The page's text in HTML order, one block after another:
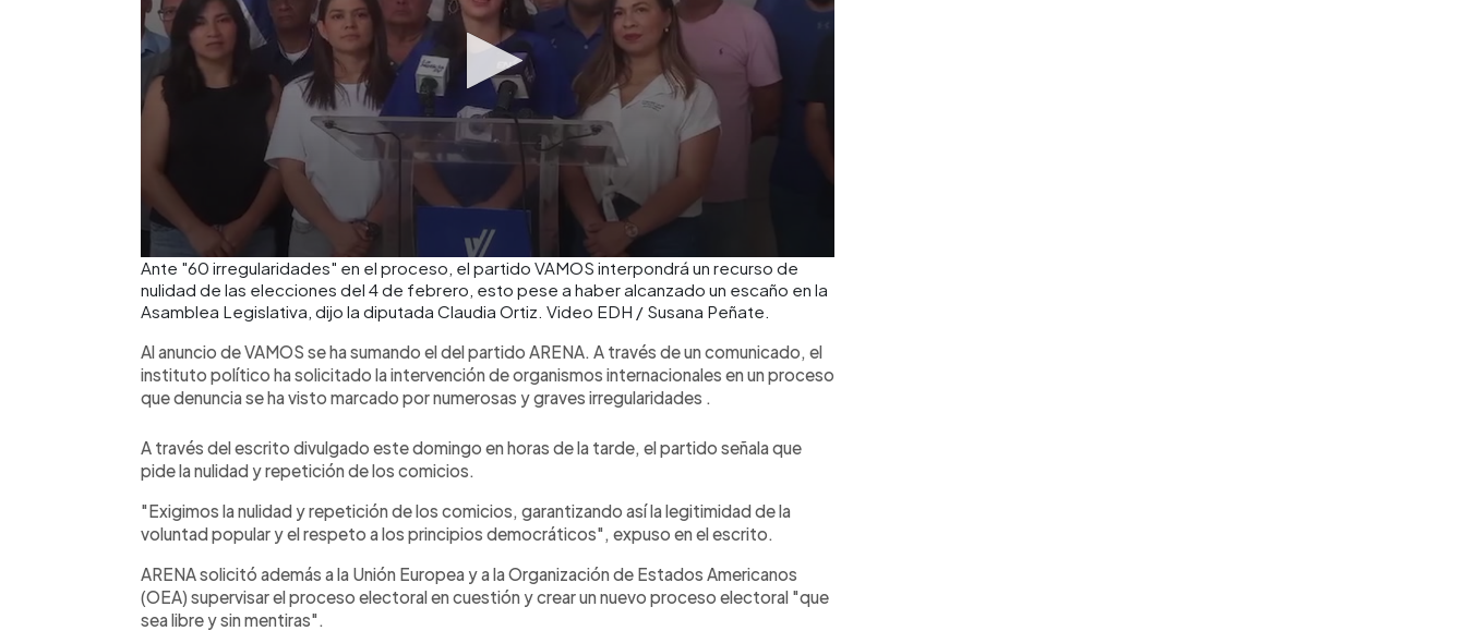
Ante "60 irregularidades" en el proceso, el partido VAMOS interpondrá un recurso de
nulidad de las elecciones del 4 de febrero, esto pese a haber alcanzado un escaño en la
Asamblea Legislativa, dijo la diputada Claudia Ortiz. Video EDH / Susana Peñate.
Al anuncio de VAMOS se ha sumando el del partido ARENA. A través de un comunicado, el
instituto político ha solicitado la intervención de organismos internacionales en un proceso
que denuncia se ha visto marcado por numerosas y graves irregularidades .
A través del escrito divulgado este domingo en horas de la tarde, el partido señala que
pide la nulidad y repetición de los comicios.
"Exigimos la nulidad y repetición de los comicios, garantizando así la legitimidad de la
voluntad popular y el respeto a los principios democráticos", expuso en el escrito.
ARENA solicitó además a la Unión Europea y a la Organización de Estados Americanos
(OEA) supervisar el proceso electoral en cuestión y crear un nuevo proceso electoral "que
sea libre y sin mentiras".